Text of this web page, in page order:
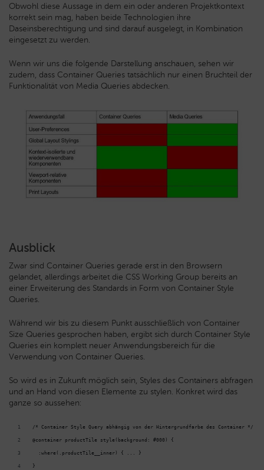
Obwohl diese Aussage in dem ein oder anderen Projektkontext
korrekt sein mag, haben beide Technologien ihre
Daseinsberechtigung und sind darauf ausgelegt, in Kombination
eingesetzt zu werden.
Wenn wir uns die folgende Darstellung anschauen, sehen wir
zudem, dass Container Queries tatsächlich nur einen Bruchteil der
Funktionalität von Media Queries abdecken.
Ausblick
Zwar sind Container Queries gerade erst in den Browsern
gelandet, allerdings arbeitet die CSS Working Group bereits an
einer Erweiterung des Standards in Form von Container Style
Queries.
Während wir bis zu diesem Punkt ausschließlich von Container
Size Queries gesprochen haben, ergibt sich durch Container Style
Queries ein komplett neuer Anwendungsbereich für die
Verwendung von Container Queries.
So wird es in Zukunft möglich sein, Styles des Containers abfragen
und an Hand von diesen Elemente zu stylen. Konkret wird das
ganze so aussehen:
/* Container Style Query abhängig von der Hintergrundfarbe des Container */
@container productTile style(background: #000) {
  :where(.productTile__inner) { ... }
}